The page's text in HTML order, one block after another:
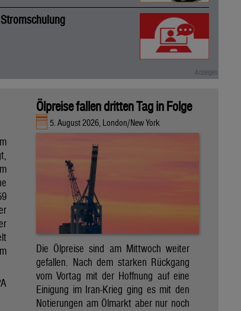
Ölpreise fallen dritten Tag in Folge
5. August 2026, London/New York
Die Ölpreise sind am Mittwoch weiter
gefallen. Nach dem starken Rückgang
vom Vortag mit der Hoffnung auf eine
Einigung im Iran-Krieg ging es mit den
Notierungen am Ölmarkt aber nur noch